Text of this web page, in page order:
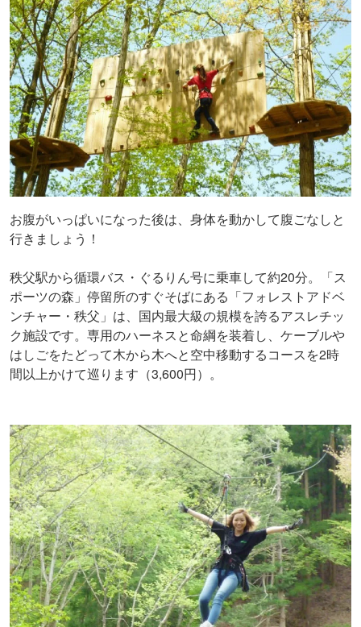
お腹がいっぱいになった後は、身体を動かして腹ごなしと
行きましょう！
秩父駅から循環バス・ぐるりん号に乗車して約20分。「ス
ポーツの森」停留所のすぐそばにある「フォレストアドベ
ンチャー・秩父」は、国内最大級の規模を誇るアスレチッ
ク施設です。専用のハーネスと命綱を装着し、ケーブルや
はしごをたどって木から木へと空中移動するコースを2時
間以上かけて巡ります（3,600円）。